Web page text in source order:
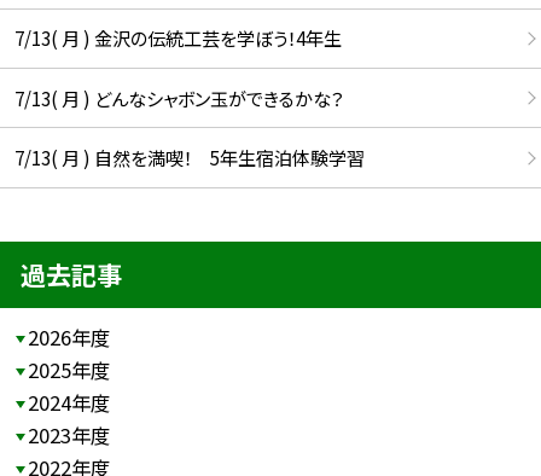
7/13( 月 ) 金沢の伝統工芸を学ぼう！4年生
7/13( 月 ) どんなシャボン玉ができるかな？
7/13( 月 ) 自然を満喫！ 5年生宿泊体験学習
過去記事
2026年度
2025年度
2024年度
2023年度
2022年度